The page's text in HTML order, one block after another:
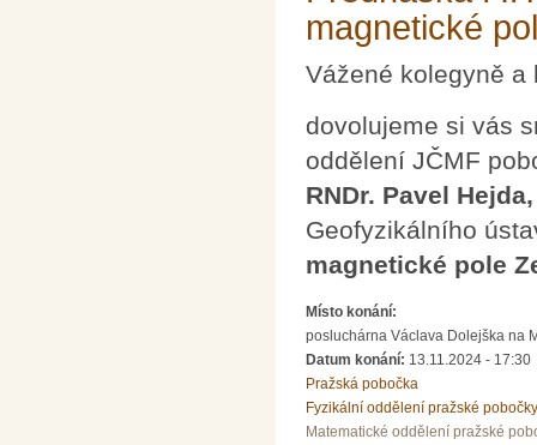
magnetické
Vážené kolegyně a
dovolujeme si vás
oddělení JČMF
RNDr. Pavel
Geofyzikálního
magnetické pole
Místo konání:
posluchárna Václava Dolejška na
Datum konání: 13.11.2024 - 17:30
Pražská pobočka
Fyzikální oddělení pražské pobočky
Matematické oddělení pražské